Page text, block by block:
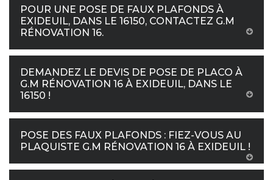
POUR UNE POSE DE FAUX PLAFONDS À
EXIDEUIL, DANS LE 16150, CONTACTEZ G.M
RÉNOVATION 16.
DEMANDEZ LE DEVIS DE POSE DE PLACO À
G.M RÉNOVATION 16 À EXIDEUIL, DANS LE
16150 !
POSE DES FAUX PLAFONDS : FIEZ-VOUS AU
PLAQUISTE G.M RÉNOVATION 16 À EXIDEUIL !